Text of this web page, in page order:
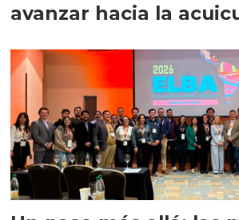
avanzar hacia la